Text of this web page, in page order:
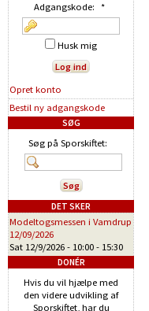
Adgangskode: *
Husk mig
Opret konto
Bestil ny adgangskode
SØG
Søg på Sporskiftet:
DET SKER
Modeltogsmessen i Vamdrup
12/09/2026
Sat 12/9/2026 - 10:00 - 15:30
DONÉR
Hvis du vil hjælpe med
den videre udvikling af
Sporskiftet, har du